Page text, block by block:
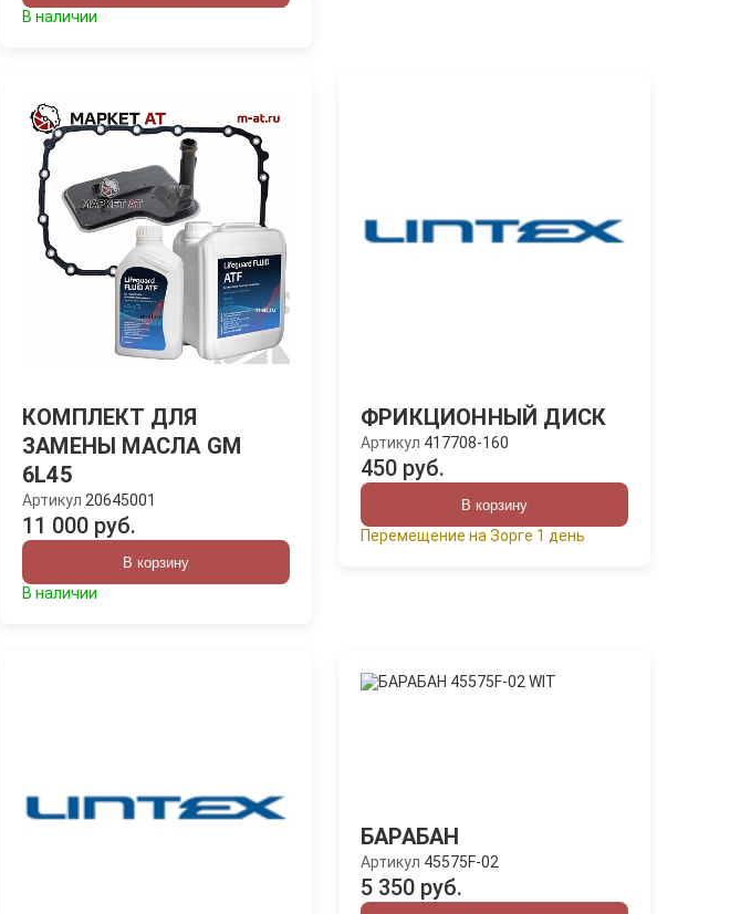
В наличии
КОМПЛЕКТ ДЛЯ
ЗАМЕНЫ МАСЛА GM
6L45
Артикул 20645001
11 000 руб.
В корзину
В наличии
ФРИКЦИОННЫЙ ДИСК
Артикул 417708-160
450 руб.
В корзину
Перемещение на Зорге 1 день
БАРАБАН
Артикул 45575F-02
5 350 руб.